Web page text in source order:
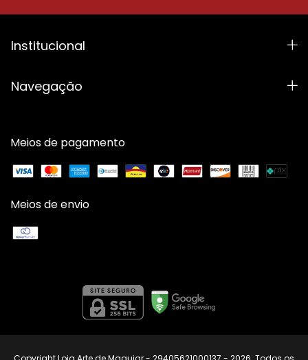
Institucional
Navegação
Meios de pagamento
Meios de envio